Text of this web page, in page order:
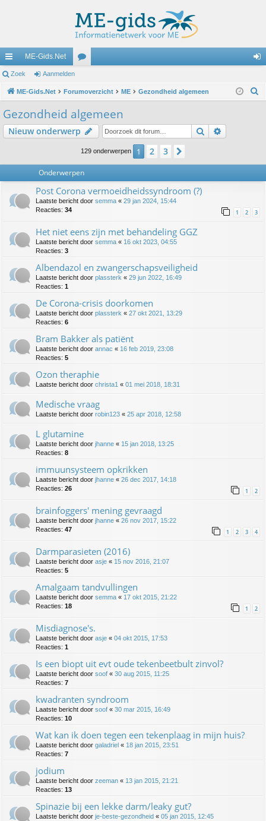
ne
lle
lin
ks
ME-Gids.Net
u
m
s
m
Zoek Aanmelden
ME-Gids.Net Forumoverzicht ME Gezondheid algemeen
Gezondheid algemeen
Nieuw onderwerp Zoek
129 onderwerpen 1 2 3
Onderwerpen
Post Corona vermoeidheidssyndroom (?)
Laatste bericht door semma « 29 jan 2024, 15:44
Reacties: 34 1 2 3
Het niet eens zijn met behandeling GGZ
Laatste bericht door semma « 16 okt 2023, 04:55
Reacties: 3
Albendazol en zwangerschapsveiligheid
Laatste bericht door plassterk « 29 jun 2022, 16:49
Reacties: 1
De Corona-crisis doorkomen
Laatste bericht door plassterk « 27 okt 2021, 13:29
Reacties: 6
Bram Bakker als patiënt
Laatste bericht door annac « 16 feb 2019, 23:08
Reacties: 5
Ozon theraphie
Laatste bericht door christa1 « 01 mei 2018, 18:31
Medische vraag
Laatste bericht door robin123 « 25 apr 2018, 12:58
L glutamine
Laatste bericht door jhanne « 15 jan 2018, 13:25
Reacties: 8
immuunsysteem opkrikken
Laatste bericht door jhanne « 26 dec 2017, 14:18
Reacties: 26 1 2
brainfoggers' mening gevraagd
Laatste bericht door jhanne « 26 nov 2017, 15:22
Reacties: 47 1 2 3 4
Darmparasieten (2016)
Laatste bericht door asje « 15 nov 2016, 21:07
Reacties: 5
Amalgaam tandvullingen
Laatste bericht door semma « 17 okt 2015, 21:22
Reacties: 18 1 2
Misdiagnose's.
Laatste bericht door asje « 04 okt 2015, 17:53
Reacties: 1
Is een biopt uit evt oude tekenbeetbult zinvol?
Laatste bericht door soof « 30 aug 2015, 11:25
Reacties: 7
kwadranten syndroom
Laatste bericht door soof « 30 mar 2015, 16:49
Reacties: 10
Wat kan ik doen tegen een tekenplaag in mijn huis?
Laatste bericht door galadriel « 18 jan 2015, 23:51
Reacties: 7
jodium
Laatste bericht door zeeman « 13 jan 2015, 21:21
Reacties: 13
Spinazie bij een lekke darm/leaky gut?
Laatste bericht door je-beste-gezondheid « 05 jan 2015, 12:45